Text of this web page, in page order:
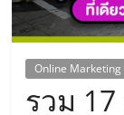
รวม
ธุรกิจ
Online Marketing
รวม